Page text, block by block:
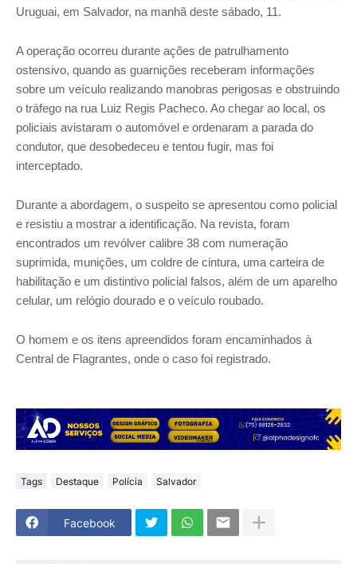
Uruguai, em Salvador, na manhã deste sábado, 11.
A operação ocorreu durante ações de patrulhamento
ostensivo, quando as guarnições receberam informações
sobre um veículo realizando manobras perigosas e obstruindo
o tráfego na rua Luiz Regis Pacheco. Ao chegar ao local, os
policiais avistaram o automóvel e ordenaram a parada do
condutor, que desobedeceu e tentou fugir, mas foi
interceptado.
Durante a abordagem, o suspeito se apresentou como policial
e resistiu a mostrar a identificação. Na revista, foram
encontrados um revólver calibre 38 com numeração
suprimida, munições, um coldre de cintura, uma carteira de
habilitação e um distintivo policial falsos, além de um aparelho
celular, um relógio dourado e o veículo roubado.
O homem e os itens apreendidos foram encaminhados à
Central de Flagrantes, onde o caso foi registrado.
Tags Destaque Polícia Salvador
Facebook